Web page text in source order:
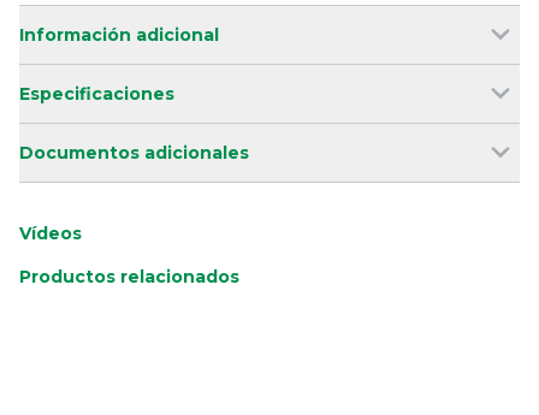
Información adicional
Especificaciones
Documentos adicionales
Vídeos
Productos relacionados